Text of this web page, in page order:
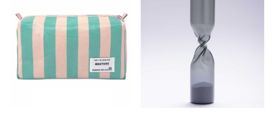
ーガンディー、オフホワイト